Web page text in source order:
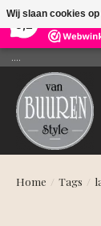
....
Home / Tags /
Wij slaan cookies